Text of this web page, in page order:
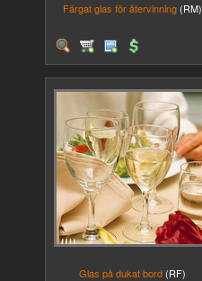
Färgat glas för återvinning (RM)
Glas på dukat bord (RF)